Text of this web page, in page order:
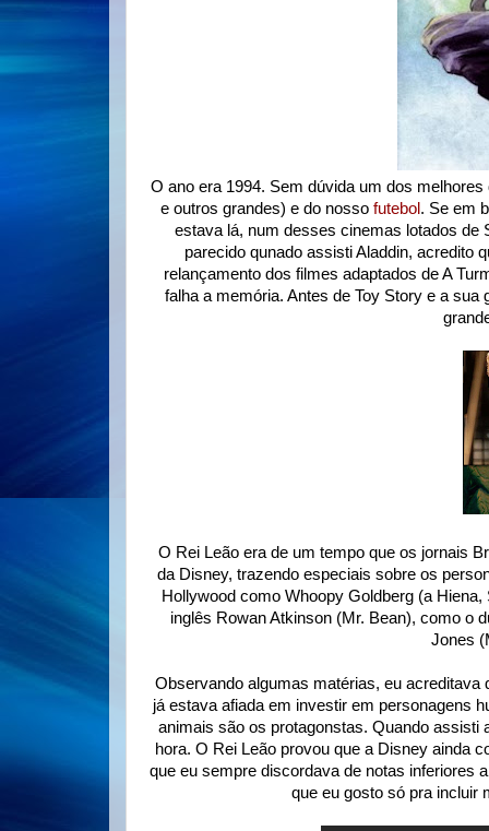
O ano era 1994. Sem dúvida um dos
e outros grandes) e do nosso futebol . Se em
estava lá, num desses cinemas lotados de
parecido qunado assisti Aladdin, acredito
relançamento dos filmes adaptados de A
falha a memória. Antes de Toy Story e a
O Rei Leão era de um tempo que os jornais
da Disney, trazendo especiais sobre os
Hollywood como Whoopy Goldberg (a
inglês Rowan Atkinson (Mr. Bean), como o
Jones
Observando algumas matérias, eu
já estava afiada em investir em personagens
animais são os protagonstas. Quando
hora. O Rei Leão provou que a Disney ainda
que eu sempre discordava de notas inferiores
que eu gosto só pra incluir